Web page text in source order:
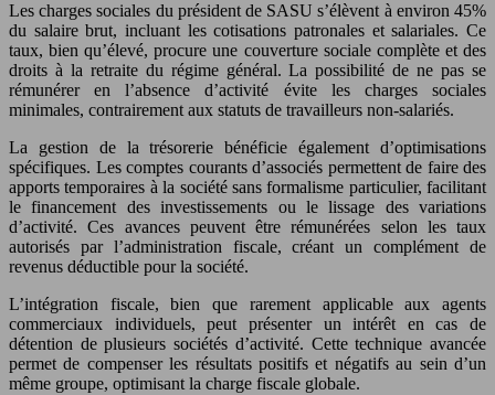
Les charges sociales du président de SASU s’élèvent à environ 45%
du salaire brut, incluant les cotisations patronales et salariales. Ce
taux, bien qu’élevé, procure une couverture sociale complète et des
droits à la retraite du régime général. La possibilité de ne pas se
rémunérer en l’absence d’activité évite les charges sociales
minimales, contrairement aux statuts de travailleurs non-salariés.
La gestion de la trésorerie bénéficie également d’optimisations
spécifiques. Les comptes courants d’associés permettent de faire des
apports temporaires à la société sans formalisme particulier, facilitant
le financement des investissements ou le lissage des variations
d’activité. Ces avances peuvent être rémunérées selon les taux
autorisés par l’administration fiscale, créant un complément de
revenus déductible pour la société.
L’intégration fiscale, bien que rarement applicable aux agents
commerciaux individuels, peut présenter un intérêt en cas de
détention de plusieurs sociétés d’activité. Cette technique avancée
permet de compenser les résultats positifs et négatifs au sein d’un
même groupe, optimisant la charge fiscale globale.